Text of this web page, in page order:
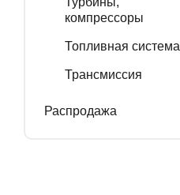
компрессоры
Топливная система
Трансмиссия
Распродажа